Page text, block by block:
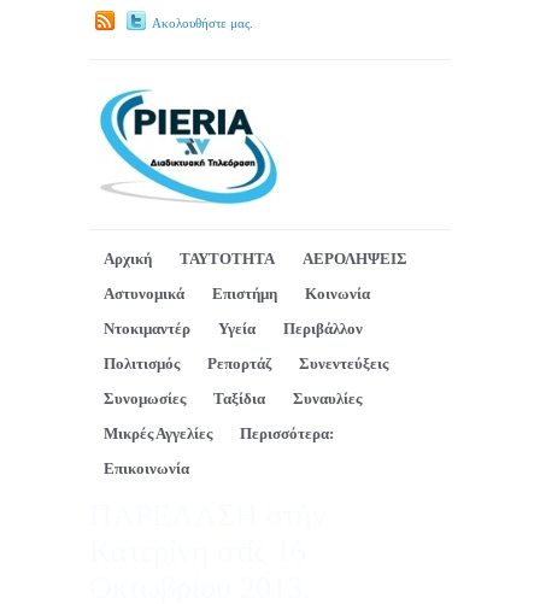
Ακολουθήστε μας.
Αρχική ΤΑΥΤΟΤΗΤΑ
ΑΕΡΟΛΗΨΕΙΣ
Αστυνομικά
Επιστήμη
Κοινωνία
Ντοκιμαντέρ
Υγεία
Περιβάλλον
Πολιτισμός
Ρεπορτάζ
Συνεντεύξεις
Συνομωσίες
Ταξίδια
Συναυλίες
Μικρές Αγγελίες
Περισσότερα:
Επικοινωνία